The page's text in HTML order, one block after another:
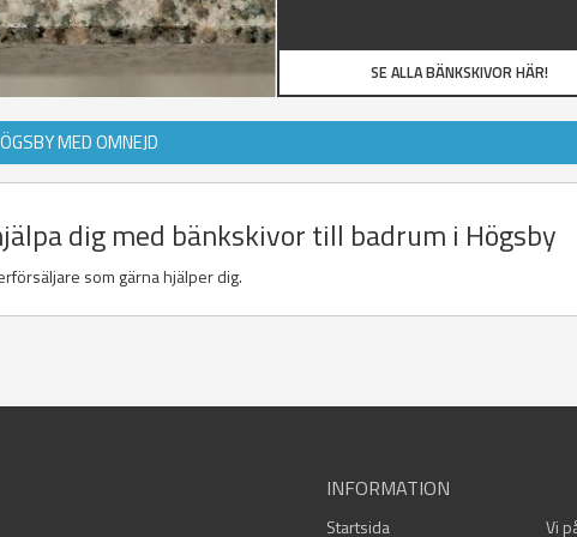
SE ALLA BÄNKSKIVOR HÄR!
MED OMNEJD
dig med bänkskivor till badrum i Högsby
som gärna hjälper dig.
INFORMATION
Startsida Vi